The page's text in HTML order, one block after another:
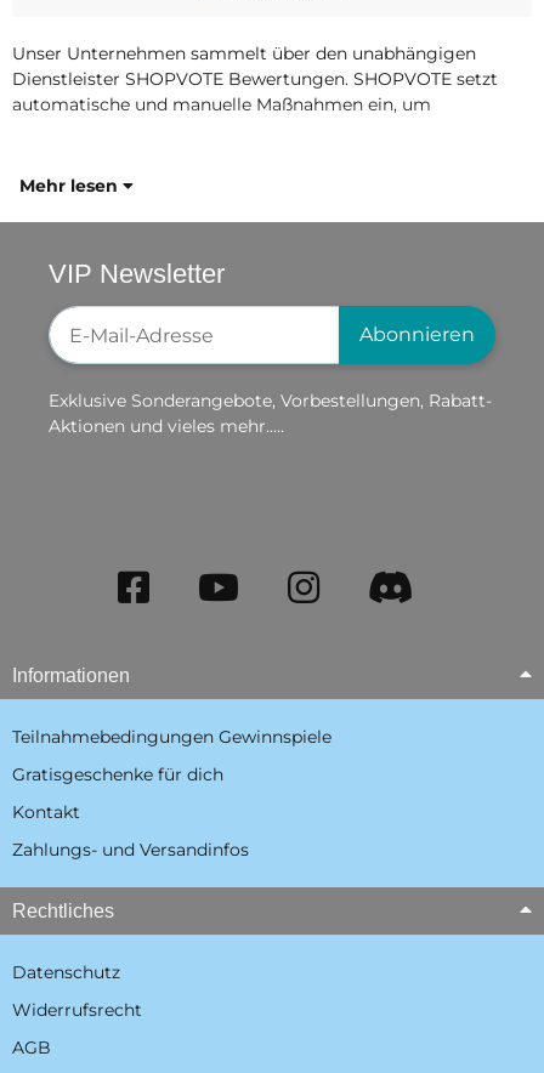
Unser Unternehmen sammelt über den unabhängigen
Dienstleister SHOPVOTE Bewertungen. SHOPVOTE setzt
automatische und manuelle Maßnahmen ein, um
Mehr lesen
VIP Newsletter
Newsletter-Registrierung
Abonnieren
Exklusive Sonderangebote, Vorbestellungen, Rabatt-
Aktionen und vieles mehr.....
Informationen
Teilnahmebedingungen Gewinnspiele
Gratisgeschenke für dich
Kontakt
Zahlungs- und Versandinfos
Rechtliches
Datenschutz
Widerrufsrecht
AGB